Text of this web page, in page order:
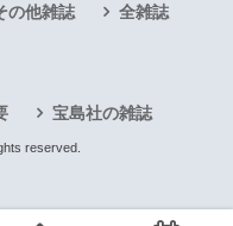
の他雑誌 全雑誌
宝島社の雑誌
reserved.